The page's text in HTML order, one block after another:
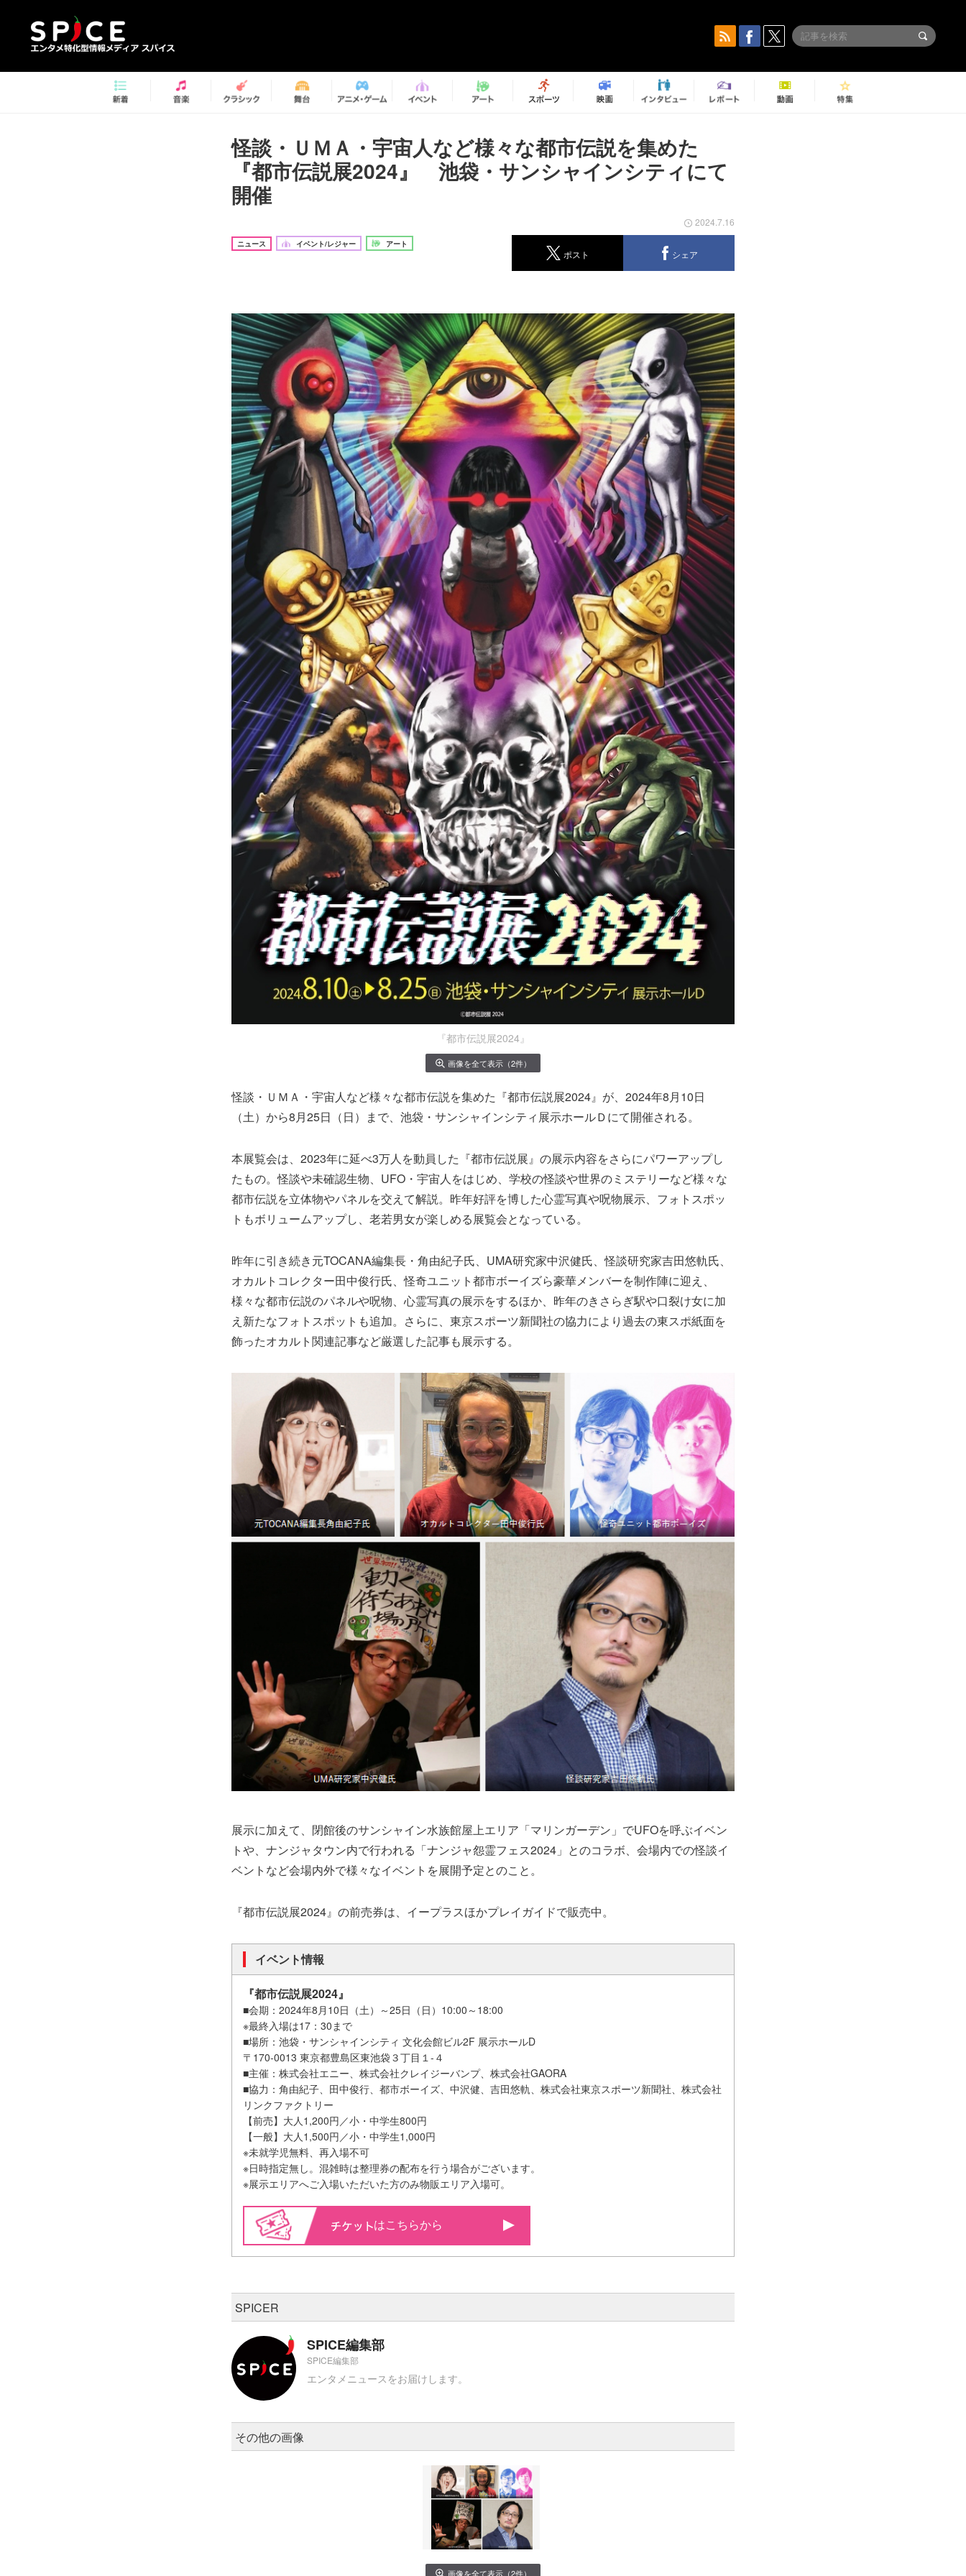
怪談・ＵＭＡ・宇宙人など様々な都市伝説を集めた
『都市伝説展2024』 池袋・サンシャインシティにて
開催
ニュース イベント/レジャー アート
2024.7.16
ポスト シェア
『都市伝説展2024』
画像を全て表示（2件）
怪談・ＵＭＡ・宇宙人など様々な都市伝説を集めた『都市伝説展2024』が、2024年8月10日
（土）から8月25日（日）まで、池袋・サンシャインシティ展示ホールＤにて開催される。
本展覧会は、2023年に延べ3万人を動員した『都市伝説展』の展示内容をさらにパワーアップし
たもの。怪談や未確認生物、UFO・宇宙人をはじめ、学校の怪談や世界のミステリーなど様々な
都市伝説を立体物やパネルを交えて解説。昨年好評を博した心霊写真や呪物展示、フォトスポッ
トもボリュームアップし、老若男女が楽しめる展覧会となっている。
昨年に引き続き元TOCANA編集長・角由紀子氏、UMA研究家中沢健氏、怪談研究家吉田悠軌氏、
オカルトコレクター田中俊行氏、怪奇ユニット都市ボーイズら豪華メンバーを制作陣に迎え、
様々な都市伝説のパネルや呪物、心霊写真の展示をするほか、昨年のきさらぎ駅や口裂け女に加
え新たなフォトスポットも追加。さらに、東京スポーツ新聞社の協力により過去の東スポ紙面を
飾ったオカルト関連記事など厳選した記事も展示する。
展示に加えて、閉館後のサンシャイン水族館屋上エリア「マリンガーデン」でUFOを呼ぶイベン
トや、ナンジャタウン内で行われる「ナンジャ怨霊フェス2024」とのコラボ、会場内での怪談イ
ベントなど会場内外で様々なイベントを展開予定とのこと。
『都市伝説展2024』の前売券は、イープラスほかプレイガイドで販売中。
イベント情報
『都市伝説展2024』
■会期：2024年8月10日（土）～25日（日）10:00～18:00
※最終入場は17：30まで
■場所：池袋・サンシャインシティ 文化会館ビル2F 展示ホールD
〒170-0013 東京都豊島区東池袋３丁目１-４
■主催：株式会社エニー、株式会社クレイジーバンプ、株式会社GAORA
■協力：角由紀子、田中俊行、都市ボーイズ、中沢健、吉田悠軌、株式会社東京スポーツ新聞社、株式会社
リンクファクトリー
【前売】大人1,200円／小・中学生800円
【一般】大人1,500円／小・中学生1,000円
※未就学児無料、再入場不可
※日時指定無し。混雑時は整理券の配布を行う場合がございます。
※展示エリアへご入場いただいた方のみ物販エリア入場可。
はこちらから
SPICER
SPICE編集部
SPICE編集部
エンタメニュースをお届けします。
その他の画像
画像を全て表示（2件）